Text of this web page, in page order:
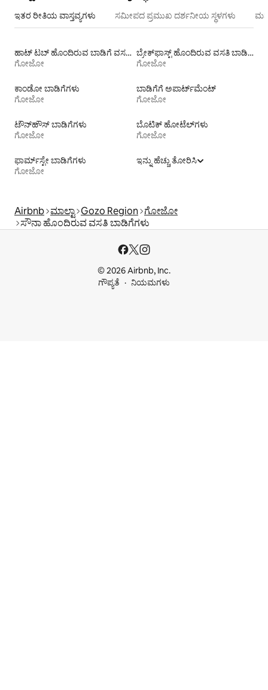
ಇತರ ರೀತಿಯ ವಾಸ್ತವ್ಯಗಳು ಸಮೀಪದ ಪ್ರಮುಖ ದರ್ಶನೀಯ ಸ್ಥಳಗಳು
ಹಾಟ್ ಟಬ್ ಹೊಂದಿರುವ ಬಾಡಿಗೆ ವಸತಿಗಳು
ಗೋಜೋ
ಬ್ರೇಕ್‍‍ಫಾಸ್ಟ್ ಹೊಂದಿರುವ ವಸತಿ ಬಾಡಿಗೆಗಳು
ಗೋಜೋ
ಕಾಂಡೋ ಬಾಡಿಗೆಗಳು
ಗೋಜೋ
ಬಾಡಿಗೆಗೆ ಅಪಾರ್ಟ್‌ಮೆಂಟ್‌
ಗೋಜೋ
ಟೌನ್‌ಹೌಸ್ ‌ಬಾಡಿಗೆಗಳು
ಗೋಜೋ
ಬೊಟಿಕ್ ಹೋಟೆಲ್‌ಗಳು
ಗೋಜೋ
ಫಾರ್ಮ್‌ಸ್ಟೇ ಬಾಡಿಗೆಗಳು
ಗೋಜೋ
ಇನ್ನು ಹೆಚ್ಚು ತೋರಿಸಿ
Airbnb ಮಾಲ್ಟಾ Gozo Region ಗೋಜೋ
ಸೌನಾ ಹೊಂದಿರುವ ವಸತಿ ಬಾಡಿಗೆಗಳು
© 2026 Airbnb, Inc.
ಗೌಪ್ಯತೆ
ನಿಯಮಗಳು